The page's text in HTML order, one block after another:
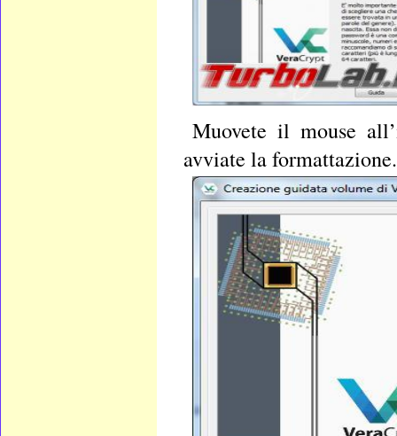
Muovete il mouse
avviate la formattazione.